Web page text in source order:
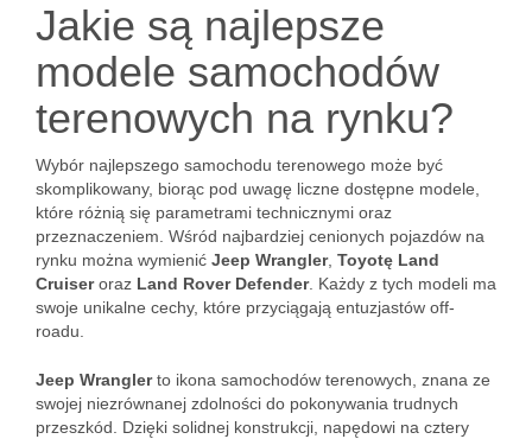
Jakie są najlepsze
modele samochodów
terenowych na rynku?
Wybór najlepszego samochodu terenowego może być
skomplikowany, biorąc pod uwagę liczne dostępne modele,
które różnią się parametrami technicznymi oraz
przeznaczeniem. Wśród najbardziej cenionych pojazdów na
rynku można wymienić Jeep Wrangler, Toyotę Land
Cruiseroraz Land Rover Defender. Każdy z tych modeli ma
swoje unikalne cechy, które przyciągają entuzjastów off-
roadu.
Jeep Wranglerto ikona samochodów terenowych, znana ze
swojej niezrównanej zdolności do pokonywania trudnych
przeszkód. Dzięki solidnej konstrukcji, napędowi na cztery